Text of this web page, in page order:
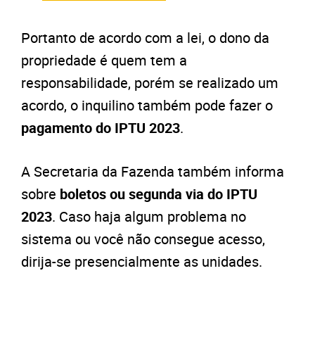
Portanto de acordo com a lei, o dono da
propriedade é quem tem a
responsabilidade, porém se realizado um
acordo, o inquilino também pode fazer o
pagamento do IPTU 2023.
A Secretaria da Fazenda também informa
sobre boletos ou segunda via do IPTU
2023. Caso haja algum problema no
sistema ou você não consegue acesso,
dirija-se presencialmente as unidades.